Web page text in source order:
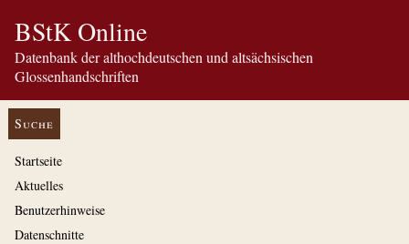
BStK Online
Datenbank der althochdeutschen und altsächsischen
Glossenhandschriften
Suche
Startseite
Aktuelles
Benutzerhinweise
Datenschnitte